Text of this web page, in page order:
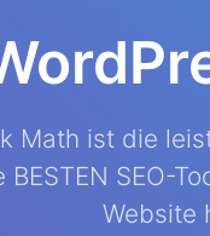
Math ist die
BESTEN SEO-
Website